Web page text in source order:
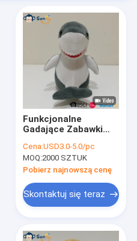
Funkcjonalne
Gadające Zabawki
Raportem EN71
Cena:USD3.0-5.0/pc
MOQ:2000 SZTUK
Pobierz najnowszą cenę
Skontaktuj się teraz